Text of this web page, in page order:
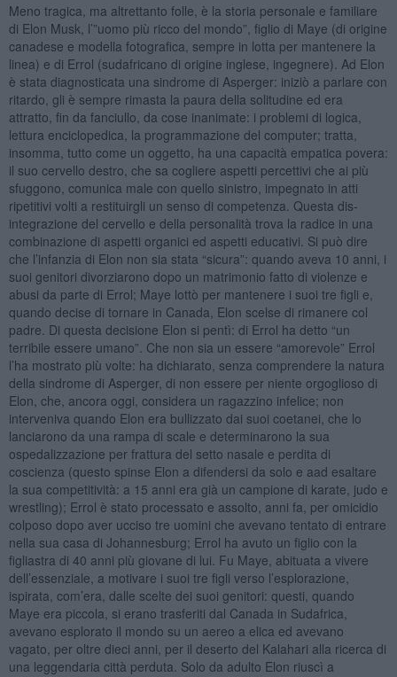
Meno tragica, ma altrettanto folle, è la storia personale e familiare
di Elon Musk, l’”uomo più ricco del mondo”, figlio di Maye (di origine
canadese e modella fotografica, sempre in lotta per mantenere la
linea) e di Errol (sudafricano di origine inglese, ingegnere). Ad Elon
è stata diagnosticata una sindrome di Asperger: iniziò a parlare con
ritardo, gli è sempre rimasta la paura della solitudine ed era
attratto, fin da fanciullo, da cose inanimate: i problemi di logica,
lettura enciclopedica, la programmazione del computer; tratta,
insomma, tutto come un oggetto, ha una capacità empatica povera:
il suo cervello destro, che sa cogliere aspetti percettivi che ai più
sfuggono, comunica male con quello sinistro, impegnato in atti
ripetitivi volti a restituirgli un senso di competenza. Questa dis-
integrazione del cervello e della personalità trova la radice in una
combinazione di aspetti organici ed aspetti educativi. Si può dire
che l’infanzia di Elon non sia stata “sicura”: quando aveva 10 anni, i
suoi genitori divorziarono dopo un matrimonio fatto di violenze e
abusi da parte di Errol; Maye lottò per mantenere i suoi tre figli e,
quando decise di tornare in Canada, Elon scelse di rimanere col
padre. Di questa decisione Elon si pentì: di Errol ha detto “un
terribile essere umano”. Che non sia un essere “amorevole” Errol
l’ha mostrato più volte: ha dichiarato, senza comprendere la natura
della sindrome di Asperger, di non essere per niente orgoglioso di
Elon, che, ancora oggi, considera un ragazzino infelice; non
interveniva quando Elon era bullizzato dai suoi coetanei, che lo
lanciarono da una rampa di scale e determinarono la sua
ospedalizzazione per frattura del setto nasale e perdita di
coscienza (questo spinse Elon a difendersi da solo e aad esaltare
la sua competitività: a 15 anni era già un campione di karate, judo e
wrestling); Errol è stato processato e assolto, anni fa, per omicidio
colposo dopo aver ucciso tre uomini che avevano tentato di entrare
nella sua casa di Johannesburg; Errol ha avuto un figlio con la
figliastra di 40 anni più giovane di lui. Fu Maye, abituata a vivere
dell’essenziale, a motivare i suoi tre figli verso l’esplorazione,
ispirata, com’era, dalle scelte dei suoi genitori: questi, quando
Maye era piccola, si erano trasferiti dal Canada in Sudafrica,
avevano esplorato il mondo su un aereo a elica ed avevano
vagato, per oltre dieci anni, per il deserto del Kalahari alla ricerca di
una leggendaria città perduta. Solo da adulto Elon riuscì a